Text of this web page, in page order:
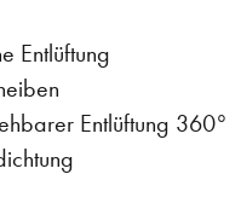
Entlüftung
Entlüftung 360°